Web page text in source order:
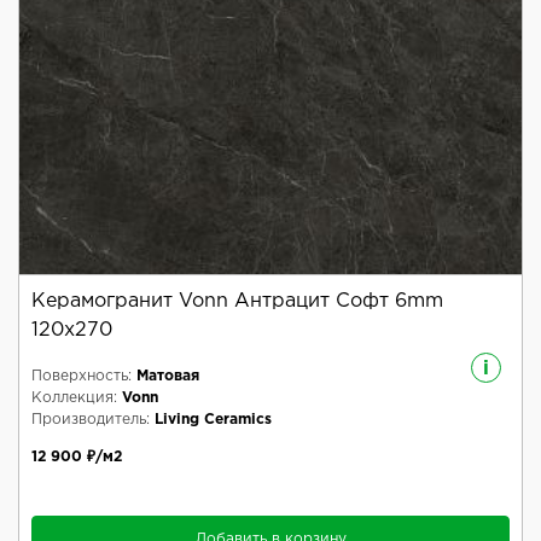
Керамогранит Vonn Антрацит Софт 6mm
120x270
i
Поверхность:
Матовая
Коллекция: Vonn
Производитель:
Living Ceramics
12 900 ₽/м2